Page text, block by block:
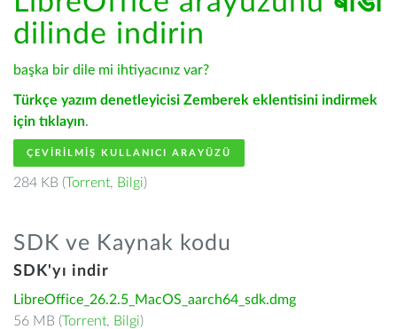
dilinde indirin
başka bir dile mi ihtiyacınız var?
Türkçe yazım denetleyicisi Zemberek eklentisini indirmek
için tıklayın.
ÇEVIRILMIŞ KULLANICI ARAYÜZÜ
284 KB (Torrent, Bilgi)
SDK ve Kaynak kodu
SDK'yı indir
LibreOffice_26.2.5_MacOS_aarch64_sdk.dmg
56 MB (Torrent, Bilgi)